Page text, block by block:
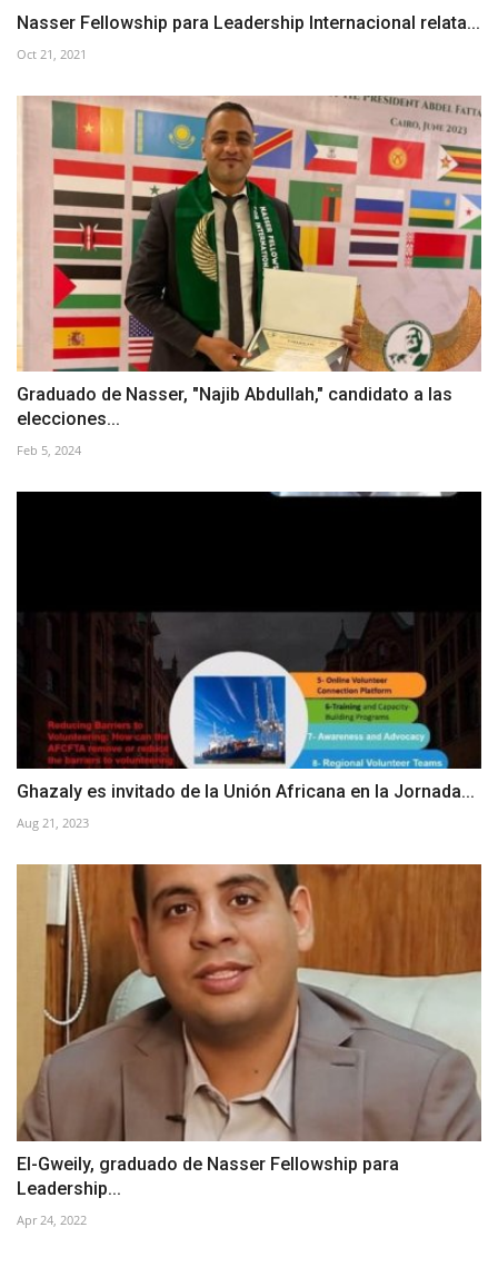
Nasser Fellowship para Leadership Internacional relata...
Oct 21, 2021
Graduado de Nasser, "Najib Abdullah," candidato a las
elecciones...
Feb 5, 2024
Ghazaly es invitado de la Unión Africana en la Jornada...
Aug 21, 2023
El-Gweily, graduado de Nasser Fellowship para
Leadership...
Apr 24, 2022